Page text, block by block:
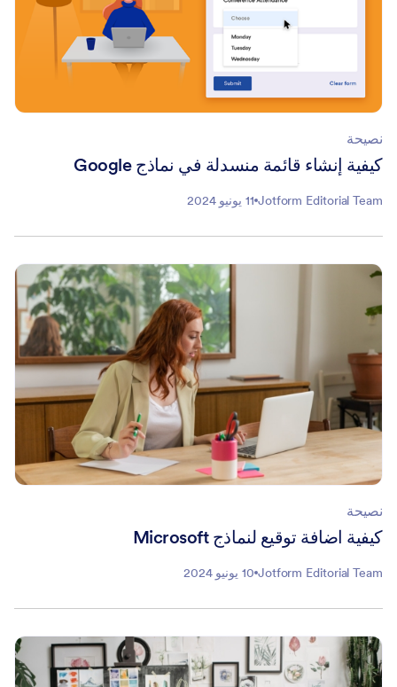
نصيحة
كيفية إنشاء قائمة منسدلة في نماذج Google
Jotform Editorial Team 11 يونيو 2024
نصيحة
كيفية اضافة توقيع لنماذج Microsoft
Jotform Editorial Team 10 يونيو 2024